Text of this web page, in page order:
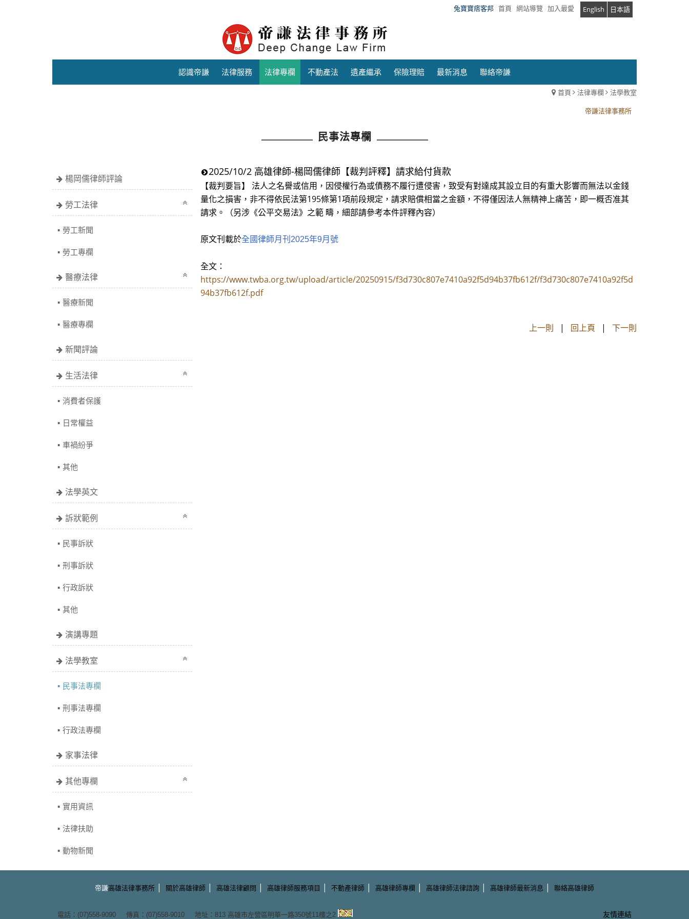
兔寶寶痞客邦 首頁 網站導覽 加入最愛 English 日本語
認識帝謙 法律服務 法律專欄 不動產法 遺產繼承 保險理賠 最新消息 聯絡帝謙
首頁 法律專欄
法學教室
民事法專欄
楊岡儒律師評論
勞工法律
勞工新聞
勞工專欄
醫療法律
醫療新聞
醫療專欄
新聞評論
生活法律
消費者保護
日常權益
車禍紛爭
其他
法學英文
訴狀範例
民事訴狀
刑事訴狀
行政訴狀
其他
演講專題
法學教室
民事法專欄
刑事法專欄
行政法專欄
家事法律
其他專欄
實用資訊
法律扶助
動物新聞
2025/10/2 高雄律師-楊岡儒律師【裁判評釋】請求給付貨款
【裁判要旨】 法人之名譽或信用，因侵權行為或債務不履行遭侵害，致受有對達成其設立目的有重大影響而無法以金錢
量化之損害，非不得依民法第195條第1項前段規定，請求賠償相當之金額，不得僅因法人無精神上痛苦，即一概否准其
請求。（另涉《公平交易法》之範 疇，細部請參考本件評釋內容）
原文刊載於全國律師月刊2025年9月號
全文：
https://www.twba.org.tw/upload/article/20250915/f3d730c807e7410a92f5d94b37fb612f/f3d730c807e7410a92f5d
94b37fb612f.pdf
上一則 | 回上頁 | 下一則
帝謙高雄法律事務所 | 關於高雄律師 | 高雄法律顧問 | 高雄律師服務項目 | 不動產律師 | 高雄律師專欄 | 高雄律師法律諮詢 | 高雄律師最新消息 | 聯絡高雄律師
電話：(07)558-9090 傳真：(07)558-9010 地址： 813 高雄市左營區明華一路350號11樓之2 友情連結